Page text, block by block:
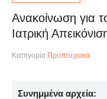
Ανακοίνωση για
Ιατρική
Κατηγορία Προπτυχιακά
Συνημμένα αρχεία: